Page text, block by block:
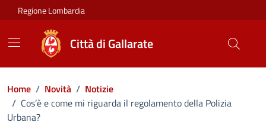
Vai ai contenuti
Vai al footer
Regione Lombardia
Città di Gallarate
Home / Novità / Notizie
/ Cos’è e come mi riguarda il regolamento della Polizia
Urbana?